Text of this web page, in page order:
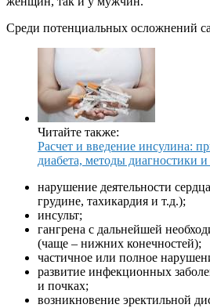
Среди потенциальных осложнений
Читайте также:
Расчет и введение инсулина:
диабета, методы диагностики и
нарушение деятельности
грудине, тахикардия и т.д.);
инсульт;
гангрена с дальнейшей
(чаще – нижних конечностей);
частичное или полное
развитие инфекционных
и почках;
возникновение эректильной